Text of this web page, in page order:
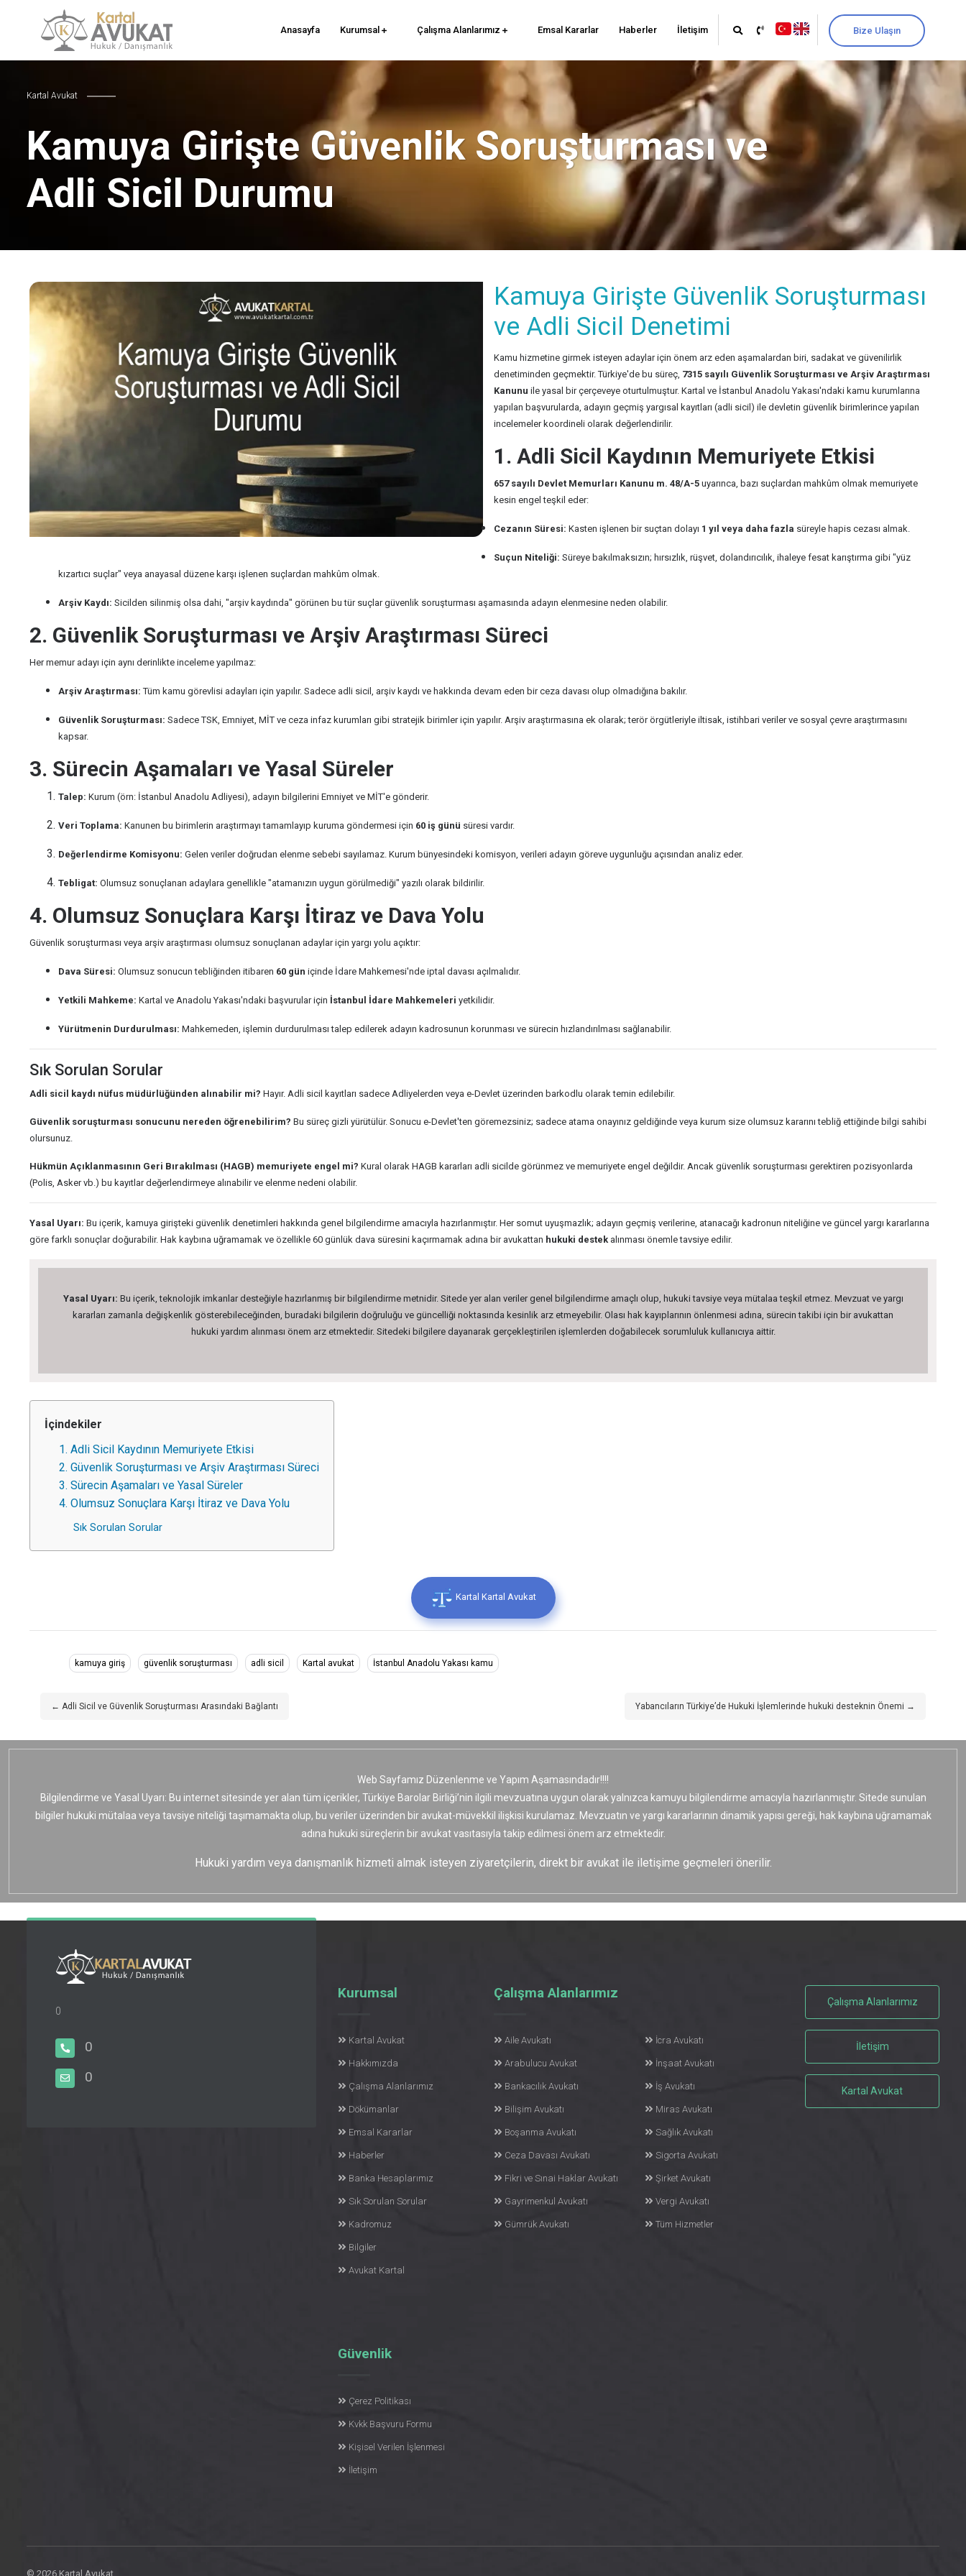
Anasayfa Kurumsal Çalışma Alanlarımız Emsal Kararlar Haberler İletişim Bize Ulaşın
Kartal Avukat
Kamuya Girişte Güvenlik Soruşturması ve
Adli Sicil Durumu
Kamuya Girişte Güvenlik Soruşturması
ve Adli Sicil Denetimi
Kamu hizmetine girmek isteyen adaylar için önem arz eden aşamalardan biri, sadakat ve güvenilirlik
denetiminden geçmektir. Türkiye'de bu süreç, 7315 sayılı Güvenlik Soruşturması ve Arşiv Araştırması
Kanunu ile yasal bir çerçeveye oturtulmuştur. Kartal ve İstanbul Anadolu Yakası'ndaki kamu kurumlarına
yapılan başvurularda, adayın geçmiş yargısal kayıtları (adli sicil) ile devletin güvenlik birimlerince yapılan
incelemeler koordineli olarak değerlendirilir.
1. Adli Sicil Kaydının Memuriyete Etkisi
657 sayılı Devlet Memurları Kanunu m. 48/A-5 uyarınca, bazı suçlardan mahkûm olmak memuriyete
kesin engel teşkil eder:
Cezanın Süresi: Kasten işlenen bir suçtan dolayı 1 yıl veya daha fazla süreyle hapis cezası almak.
Suçun Niteliği: Süreye bakılmaksızın; hırsızlık, rüşvet, dolandırıcılık, ihaleye fesat karıştırma gibi "yüz
kızartıcı suçlar" veya anayasal düzene karşı işlenen suçlardan mahkûm olmak.
Arşiv Kaydı: Sicilden silinmiş olsa dahi, "arşiv kaydında" görünen bu tür suçlar güvenlik soruşturması aşamasında adayın elenmesine neden olabilir.
2. Güvenlik Soruşturması ve Arşiv Araştırması Süreci
Her memur adayı için aynı derinlikte inceleme yapılmaz:
Arşiv Araştırması: Tüm kamu görevlisi adayları için yapılır. Sadece adli sicil, arşiv kaydı ve hakkında devam eden bir ceza davası olup olmadığına bakılır.
Güvenlik Soruşturması: Sadece TSK, Emniyet, MİT ve ceza infaz kurumları gibi stratejik birimler için yapılır. Arşiv araştırmasına ek olarak; terör örgütleriyle iltisak, istihbari veriler ve sosyal çevre araştırmasını
kapsar.
3. Sürecin Aşamaları ve Yasal Süreler
Talep: Kurum (örn: İstanbul Anadolu Adliyesi), adayın bilgilerini Emniyet ve MİT'e gönderir.
Veri Toplama: Kanunen bu birimlerin araştırmayı tamamlayıp kuruma göndermesi için 60 iş günü süresi vardır.
Değerlendirme Komisyonu: Gelen veriler doğrudan elenme sebebi sayılamaz. Kurum bünyesindeki komisyon, verileri adayın göreve uygunluğu açısından analiz eder.
Tebligat: Olumsuz sonuçlanan adaylara genellikle "atamanızın uygun görülmediği" yazılı olarak bildirilir.
4. Olumsuz Sonuçlara Karşı İtiraz ve Dava Yolu
Güvenlik soruşturması veya arşiv araştırması olumsuz sonuçlanan adaylar için yargı yolu açıktır:
Dava Süresi: Olumsuz sonucun tebliğinden itibaren 60 gün içinde İdare Mahkemesi'nde iptal davası açılmalıdır.
Yetkili Mahkeme: Kartal ve Anadolu Yakası'ndaki başvurular için İstanbul İdare Mahkemeleri yetkilidir.
Yürütmenin Durdurulması: Mahkemeden, işlemin durdurulması talep edilerek adayın kadrosunun korunması ve sürecin hızlandırılması sağlanabilir.
Sık Sorulan Sorular
Adli sicil kaydı nüfus müdürlüğünden alınabilir mi? Hayır. Adli sicil kayıtları sadece Adliyelerden veya e-Devlet üzerinden barkodlu olarak temin edilebilir.
Güvenlik soruşturması sonucunu nereden öğrenebilirim? Bu süreç gizli yürütülür. Sonucu e-Devlet'ten göremezsiniz; sadece atama onayınız geldiğinde veya kurum size olumsuz kararını tebliğ ettiğinde bilgi sahibi
olursunuz.
Hükmün Açıklanmasının Geri Bırakılması (HAGB) memuriyete engel mi? Kural olarak HAGB kararları adli sicilde görünmez ve memuriyete engel değildir. Ancak güvenlik soruşturması gerektiren pozisyonlarda
(Polis, Asker vb.) bu kayıtlar değerlendirmeye alınabilir ve elenme nedeni olabilir.
Yasal Uyarı: Bu içerik, kamuya girişteki güvenlik denetimleri hakkında genel bilgilendirme amacıyla hazırlanmıştır. Her somut uyuşmazlık; adayın geçmiş verilerine, atanacağı kadronun niteliğine ve güncel yargı kararlarına
göre farklı sonuçlar doğurabilir. Hak kaybına uğramamak ve özellikle 60 günlük dava süresini kaçırmamak adına bir avukattan hukuki destek alınması önemle tavsiye edilir.
Yasal Uyarı: Bu içerik, teknolojik imkanlar desteğiyle hazırlanmış bir bilgilendirme metnidir. Sitede yer alan veriler genel bilgilendirme amaçlı olup, hukuki tavsiye veya mütalaa teşkil etmez. Mevzuat ve yargı
kararları zamanla değişkenlik gösterebileceğinden, buradaki bilgilerin doğruluğu ve güncelliği noktasında kesinlik arz etmeyebilir. Olası hak kayıplarının önlenmesi adına, sürecin takibi için bir avukattan
hukuki yardım alınması önem arz etmektedir. Sitedeki bilgilere dayanarak gerçekleştirilen işlemlerden doğabilecek sorumluluk kullanıcıya aittir.
İçindekiler
1. Adli Sicil Kaydının Memuriyete Etkisi
2. Güvenlik Soruşturması ve Arşiv Araştırması Süreci
3. Sürecin Aşamaları ve Yasal Süreler
4. Olumsuz Sonuçlara Karşı İtiraz ve Dava Yolu
Sık Sorulan Sorular
Kartal Kartal Avukat
kamuya giriş güvenlik soruşturması adli sicil Kartal avukat İstanbul Anadolu Yakası kamu
← Adli Sicil ve Güvenlik Soruşturması Arasındaki Bağlantı Yabancıların Türkiye’de Hukuki İşlemlerinde hukuki desteknin Önemi →
Web Sayfamız Düzenlenme ve Yapım Aşamasındadır!!!!
Bilgilendirme ve Yasal Uyarı: Bu internet sitesinde yer alan tüm içerikler, Türkiye Barolar Birliği’nin ilgili mevzuatına uygun olarak yalnızca kamuyu bilgilendirme amacıyla hazırlanmıştır. Sitede sunulan
bilgiler hukuki mütalaa veya tavsiye niteliği taşımamakta olup, bu veriler üzerinden bir avukat-müvekkil ilişkisi kurulamaz. Mevzuatın ve yargı kararlarının dinamik yapısı gereği, hak kaybına uğramamak
adına hukuki süreçlerin bir avukat vasıtasıyla takip edilmesi önem arz etmektedir.
Hukuki yardım veya danışmanlık hizmeti almak isteyen ziyaretçilerin, direkt bir avukat ile iletişime geçmeleri önerilir.
0
0
0
Kurumsal
Kartal Avukat
Hakkımızda
Çalışma Alanlarımız
Dökümanlar
Emsal Kararlar
Haberler
Banka Hesaplarımız
Sık Sorulan Sorular
Kadromuz
Bilgiler
Avukat Kartal
Güvenlik
Çerez Politikası
Kvkk Başvuru Formu
Kişisel Verilen İşlenmesi
İletişim
Çalışma Alanlarımız
Aile Avukatı
Arabulucu Avukat
Bankacılık Avukatı
Bilişim Avukatı
Boşanma Avukatı
Ceza Davası Avukatı
Fikri ve Sınai Haklar Avukatı
Gayrimenkul Avukatı
Gümrük Avukatı
İcra Avukatı
İnşaat Avukatı
İş Avukatı
Miras Avukatı
Sağlık Avukatı
Sigorta Avukatı
Şirket Avukatı
Vergi Avukatı
Tüm Hizmetler
Çalışma Alanlarımız
İletişim
Kartal Avukat
© 2026 Kartal Avukat